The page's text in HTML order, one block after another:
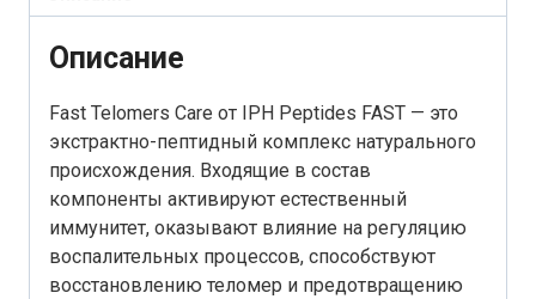
Описание
Fast Telomers Care от IPH Peptides FAST — это
экстрактно-пептидный комплекс натурального
происхождения. Входящие в состав
компоненты активируют естественный
иммунитет, оказывают влияние на регуляцию
воспалительных процессов, способствуют
восстановлению теломер и предотвращению